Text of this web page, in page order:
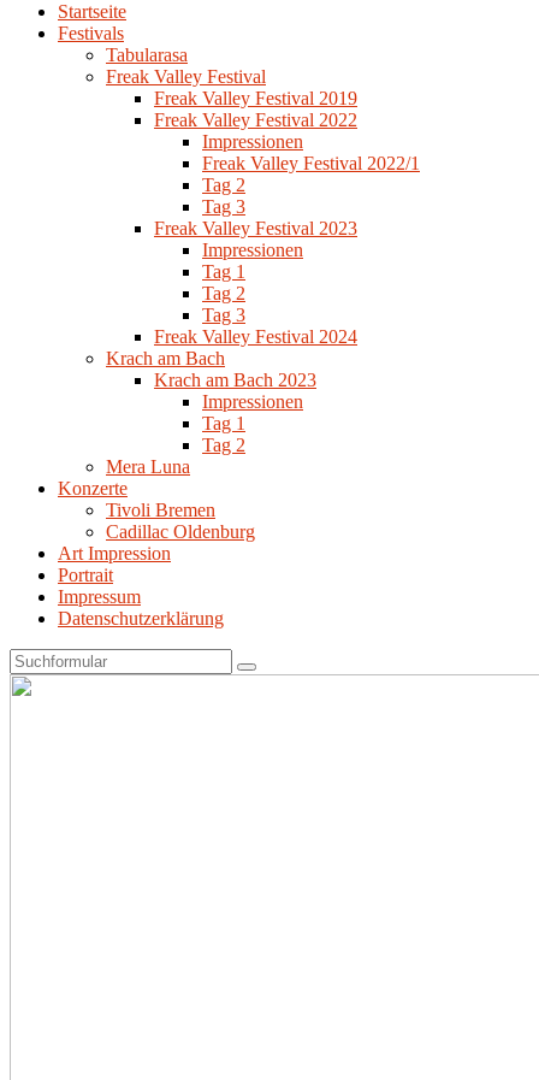
Startseite
Festivals
Tabularasa
Freak Valley Festival
Freak Valley Festival 2019
Freak Valley Festival 2022
Impressionen
Freak Valley Festival 2022/1
Tag 2
Tag 3
Freak Valley Festival 2023
Impressionen
Tag 1
Tag 2
Tag 3
Freak Valley Festival 2024
Krach am Bach
Krach am Bach 2023
Impressionen
Tag 1
Tag 2
Mera Luna
Konzerte
Tivoli Bremen
Cadillac Oldenburg
Art Impression
Portrait
Impressum
Datenschutzerklärung
Search